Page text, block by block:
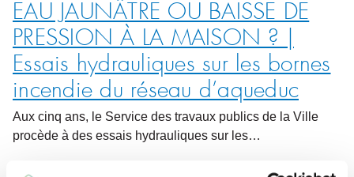
EAU JAUNÂTRE OU BAISSE DE
PRESSION À LA MAISON ? |
Essais hydrauliques sur les bornes
incendie du réseau d’aqueduc
Aux cinq ans, le Service des travaux publics de la Ville
procède à des essais hydrauliques sur les…
20septembre